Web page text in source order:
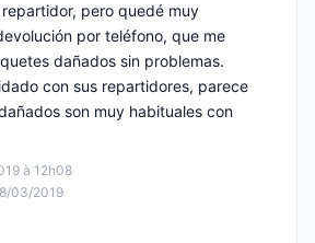
à 12h08
03/2019
pero quedé muy
por teléfono, que me
dañados sin problemas.
con sus repartidores, parece
son muy habituales con